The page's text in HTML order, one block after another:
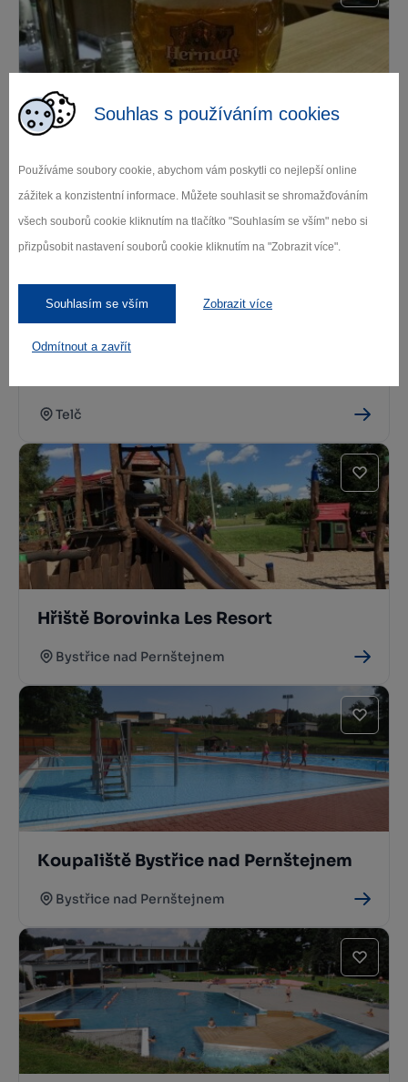
Souhlas s používáním cookies
Používáme soubory cookie, abychom vám poskytli co nejlepší online
zážitek a konzistentní informace. Můžete souhlasit se shromažďováním
všech souborů cookie kliknutím na tlačítko "Souhlasím se vším" nebo si
přizpůsobit nastavení souborů cookie kliknutím na "Zobrazit více".
Souhlasím se vším Zobrazit více
Odmítnout a zavřít
Hospodářský dvůr Bohuslavice
Bohuslavice
Telč
Hřiště Borovinka Les Resort
Bystřice nad Pernštejnem
Koupaliště Bystřice nad Pernštejnem
Bystřice nad Pernštejnem